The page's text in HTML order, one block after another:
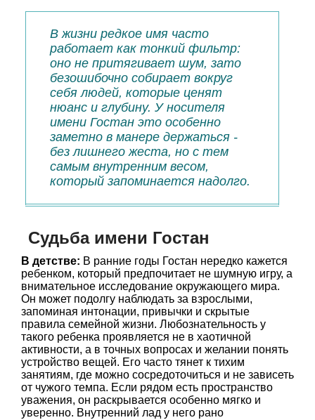
В жизни редкое имя часто
работает как тонкий фильтр:
оно не притягивает шум, зато
безошибочно собирает вокруг
себя людей, которые ценят
нюанс и глубину. У носителя
имени Гостан это особенно
заметно в манере держаться -
без лишнего жеста, но с тем
самым внутренним весом,
который запоминается надолго.
Судьба имени Гостан
В детстве: В ранние годы Гостан нередко кажется
ребенком, который предпочитает не шумную игру, а
внимательное исследование окружающего мира.
Он может подолгу наблюдать за взрослыми,
запоминая интонации, привычки и скрытые
правила семейной жизни. Любознательность у
такого ребенка проявляется не в хаотичной
активности, а в точных вопросах и желании понять
устройство вещей. Его часто тянет к тихим
занятиям, где можно сосредоточиться и не зависеть
от чужого темпа. Если рядом есть пространство
уважения, он раскрывается особенно мягко и
уверенно. Внутренний лад у него рано